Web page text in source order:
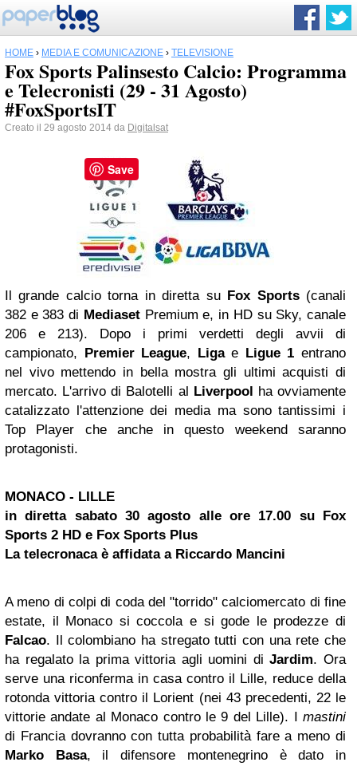
HOME › MEDIA E COMUNICAZIONE › TELEVISIONE
Fox Sports Palinsesto Calcio: Programma
e Telecronisti (29 - 31 Agosto)
#FoxSportsIT
Creato il 29 agosto 2014 da Digitalsat
Il grande calcio torna in diretta su Fox Sports(canali
382 e 383 di MediasetPremium e, in HD su Sky, canale
206 e 213). Dopo i primi verdetti degli avvii di
campionato, Premier League, Ligae Ligue 1 entrano
nel vivo mettendo in bella mostra gli ultimi acquisti di
mercato. L'arrivo di Balotelli al Liverpool ha ovviamente
catalizzato l'attenzione dei media ma sono tantissimi i
Top Player che anche in questo weekend saranno
protagonisti.
MONACO - LILLE
in diretta sabato 30 agosto alle ore 17.00 su Fox
Sports 2 HD e Fox Sports Plus
La telecronaca è affidata a Riccardo Mancini
A meno di colpi di coda del "torrido" calciomercato di fine
estate, il Monaco si coccola e si gode le prodezze di
Falcao. Il colombiano ha stregato tutti con una rete che
ha regalato la prima vittoria agli uomini diJardim. Ora
serve una riconferma in casa contro il Lille, reduce della
rotonda vittoria contro il Lorient (nei 43 precedenti, 22 le
vittorie andate al Monaco contro le 9 del Lille). I mastini
di Francia dovranno con tutta probabilità fare a meno di
Marko Basa, il difensore montenegrino è dato in
Save